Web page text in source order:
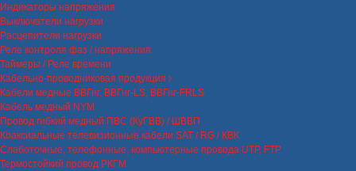
Индикаторы напряжения
Выключатели нагрузки
Расцепители нагрузки
Реле контроля фаз / напряжения
Таймеры / Реле времени
Кабельно-проводниковая продукция
Кабели медные ВВГнг, ВВГнг-LS, ВВГнг-FRLS
Кабель медный NYM
Провод гибкий медный ПВС (КуГВВ) / ШВВП
Коаксиальные телевизионные кабели SAT / RG / КВК
Слаботочные, телефонные, компьютерные провода UTP, FTP
Термостойкий провод РКГМ